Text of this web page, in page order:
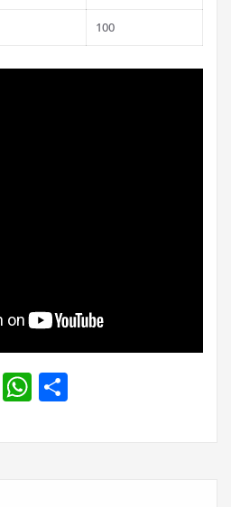
100
Odnoklassniki
WhatsApp